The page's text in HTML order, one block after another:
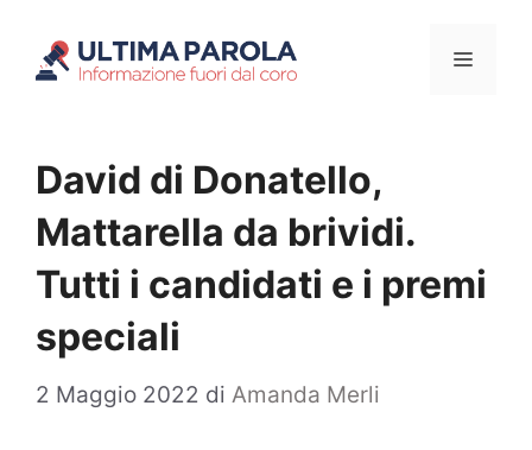
Menu
David di Donatello,
Mattarella da brividi.
Tutti i candidati e i premi
speciali
2 Maggio 2022 di Amanda Merli